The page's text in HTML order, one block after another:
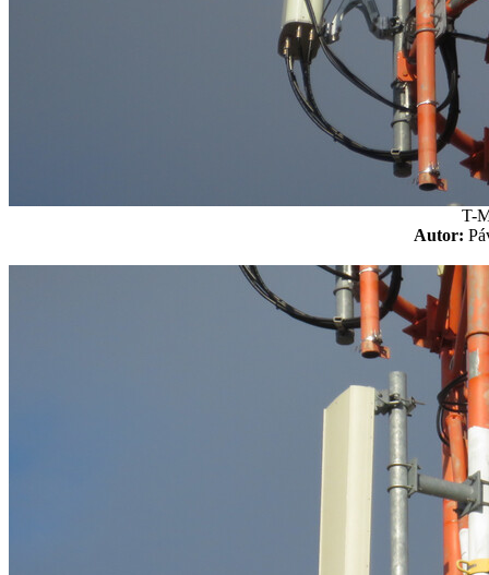
T-
Autor: